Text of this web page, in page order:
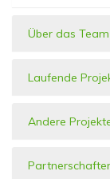
Über das Team
Laufende
Andere